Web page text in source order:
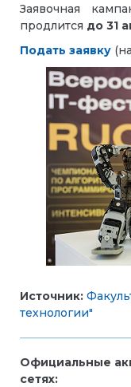
Заявочная
продлится до 31
Подать заявку
Источник:
технологии"
Официальные
сетях: